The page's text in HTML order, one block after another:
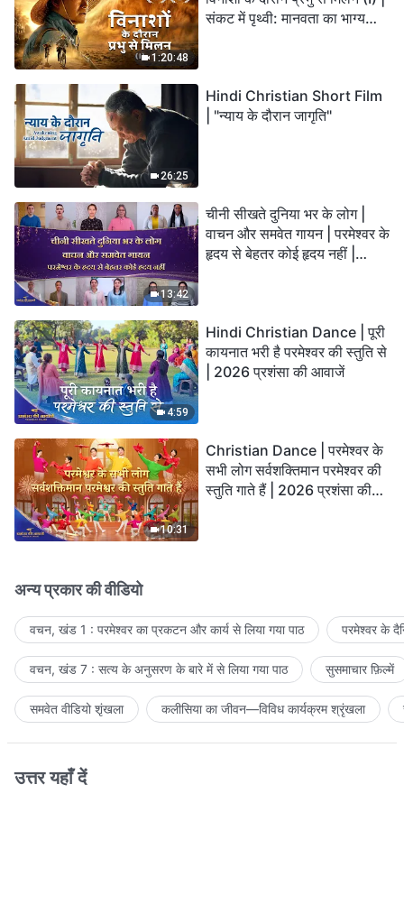
1:20:48
संकट में पृथ्वी: मानवता का भाग्य
26:25
Hindi Christian Short Film
| "न्याय के दौरान जागृति"
13:42
चीनी सीखते दुनिया भर के लोग |
वाचन और समवेत गायन | परमेश्वर के
हृदय से बेहतर कोई हृदय नहीं |
4:59
Hindi Christian Dance | पूरी
कायनात भरी है परमेश्वर की स्तुति से
| 2026 प्रशंसा की आवाजें
10:31
Christian Dance | परमेश्वर के
सभी लोग सर्वशक्तिमान परमेश्वर की
स्तुति गाते हैं | 2026 प्रशंसा की
अन्य प्रकार की वीडियो
वचन, खंड 1 : परमेश्वर का प्रकटन और कार्य से लिया गया पाठ परमेश्वर के
वचन, खंड 7 : सत्य के अनुसरण के बारे में से लिया गया पाठ सुसमाचार फ़िल्में
समवेत वीडियो शृंखला कलीसिया का जीवन—विविध कार्यक्रम श्रृंखला
उत्तर यहाँ दें